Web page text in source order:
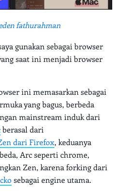
fathurahman
gunakan sebagai browser
saat ini menjadi browser
ini memasarkan sebagai
yang bagus, berbeda
mainstream induk dari
berasal dari
dari Firefox, keduanya
Arc seperti chrome,
Zen, karena forking dari
sebagai engine utama.